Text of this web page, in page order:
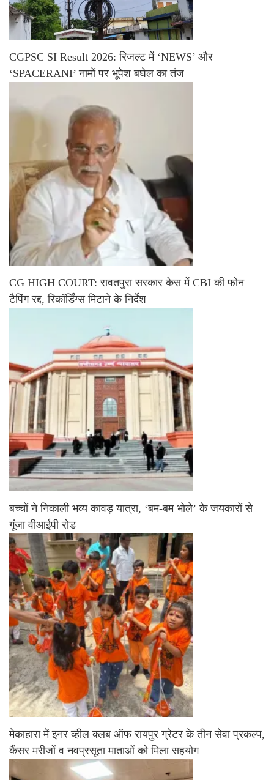
CGPSC SI Result 2026: रिजल्ट में ‘NEWS’ और
‘SPACERANI’ नामों पर भूपेश बघेल का तंज
CG HIGH COURT: रावतपुरा सरकार केस में CBI की फोन
टैपिंग रद्द, रिकॉर्डिंग्स मिटाने के निर्देश
बच्चों ने निकाली भव्य कावड़ यात्रा, ‘बम-बम भोले’ के जयकारों से
गूंजा वीआईपी रोड
मेकाहारा में इनर व्हील क्लब ऑफ रायपुर ग्रेटर के तीन सेवा प्रकल्प,
कैंसर मरीजों व नवप्रसूता माताओं को मिला सहयोग